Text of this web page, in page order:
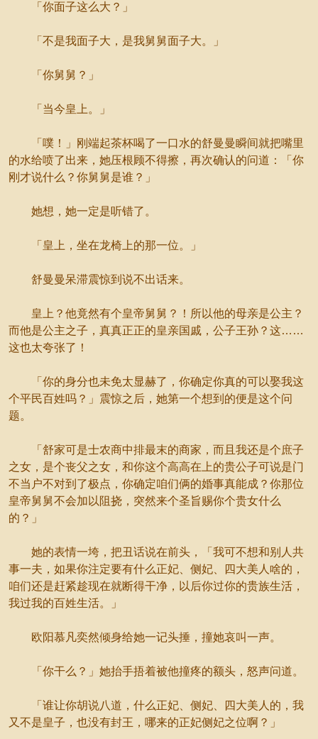
「你面子这么大？」
「不是我面子大，是我舅舅面子大。」
「你舅舅？」
「当今皇上。」
「噗！」刚端起茶杯喝了一口水的舒曼曼瞬间就把嘴里
的水给喷了出来，她压根顾不得擦，再次确认的问道：「你
刚才说什么？你舅舅是谁？」
她想，她一定是听错了。
「皇上，坐在龙椅上的那一位。」
舒曼曼呆滞震惊到说不出话来。
皇上？他竟然有个皇帝舅舅？！所以他的母亲是公主？
而他是公主之子，真真正正的皇亲国戚，公子王孙？这……
这也太夸张了！
「你的身分也未免太显赫了，你确定你真的可以娶我这
个平民百姓吗？」震惊之后，她第一个想到的便是这个问
题。
「舒家可是士农商中排最末的商家，而且我还是个庶子
之女，是个丧父之女，和你这个高高在上的贵公子可说是门
不当户不对到了极点，你确定咱们俩的婚事真能成？你那位
皇帝舅舅不会加以阻挠，突然来个圣旨赐你个贵女什么
的？」
她的表情一垮，把丑话说在前头，「我可不想和别人共
事一夫，如果你注定要有什么正妃、侧妃、四大美人啥的，
咱们还是赶紧趁现在就断得干净，以后你过你的贵族生活，
我过我的百姓生活。」
欧阳慕凡奕然倾身给她一记头捶，撞她哀叫一声。
「你干么？」她抬手捂着被他撞疼的额头，怒声问道。
「谁让你胡说八道，什么正妃、侧妃、四大美人的，我
又不是皇子，也没有封王，哪来的正妃侧妃之位啊？」